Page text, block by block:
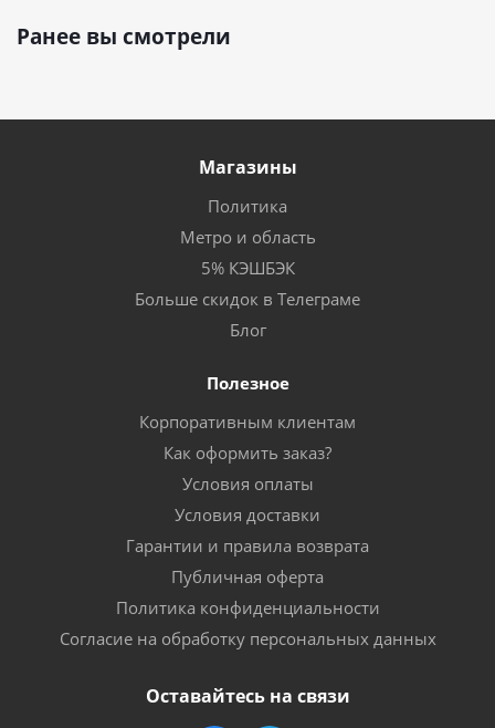
Ранее вы смотрели
Магазины
Политика
Метро и область
5% КЭШБЭК
Больше скидок в Телеграме
Блог
Полезное
Корпоративным клиентам
Как оформить заказ?
Условия оплаты
Условия доставки
Гарантии и правила возврата
Публичная оферта
Политика конфиденциальности
Согласие на обработку персональных данных
Оставайтесь на связи